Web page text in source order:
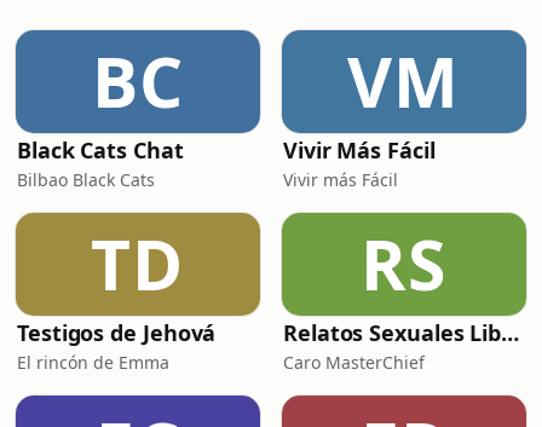
euros. Una trama que arranca con
contactos en redes, escala con
amenaz
BC
Black Cats Chat
Bilbao Black Cats
VM
Vivir Más Fácil
Vivir más Fácil
TD
Testigos de Jehová
El rincón de Emma
RS
Relatos Sexuales Liberales
Caro MasterChief